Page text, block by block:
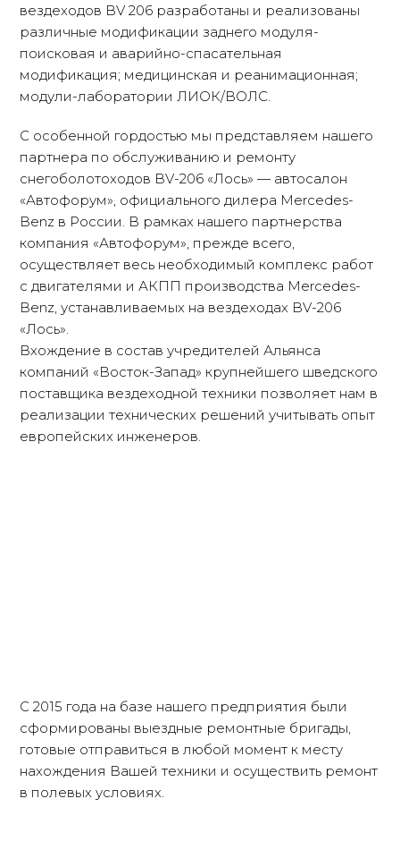
вездеходов BV 206 разработаны и реализованы
различные модификации заднего модуля-
поисковая и аварийно-спасательная
модификация; медицинская и реанимационная;
модули-лаборатории ЛИОК/ВОЛС.
С особенной гордостью мы представляем нашего
партнера по обслуживанию и ремонту
снегоболотоходов BV-206 «Лось» — автосалон
«Автофорум», официального дилера Mercedes-
Benz в России. В рамках нашего партнерства
компания «Автофорум», прежде всего,
осуществляет весь необходимый комплекс работ
с двигателями и АКПП производства Mercedes-
Benz, устанавливаемых на вездеходах BV-206
«Лось».
Вхождение в состав учредителей Альянса
компаний «Восток-Запад» крупнейшего шведского
поставщика вездеходной техники позволяет нам в
реализации технических решений учитывать опыт
европейских инженеров.
С 2015 года на базе нашего предприятия были
сформированы выездные ремонтные бригады,
готовые отправиться в любой момент к месту
нахождения Вашей техники и осуществить ремонт
в полевых условиях.